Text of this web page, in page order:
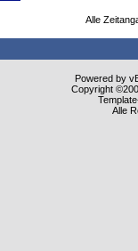
Alle
Powered by
Copyright
Alle